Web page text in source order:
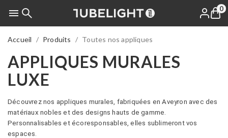
 0
Accueil Produits Toutes nos appliques
APPLIQUES MURALES
LUXE
Découvrez nos appliques murales, fabriquées en Aveyron avec des
matériaux nobles et des designs hauts de gamme.
Personnalisables et écoresponsables, elles sublimeront vos
espaces.